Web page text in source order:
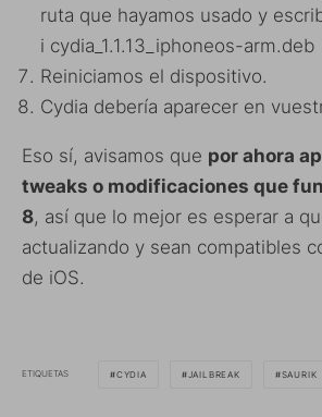
ruta que hayamos usado y
i cydia_1.1.13_iphoneos-arm.deb
Reiniciamos el dispositivo.
Cydia debería aparecer en
Eso sí, avisamos que por ahora
tweaks o modificaciones que
8, así que lo mejor es esperar a
actualizando y sean compatibles
de iOS.
ETIQUETAS CYDIA JAILBREAK SAURIK